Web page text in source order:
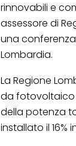
rinnovabili e
assessore di
una
Lombardia.
La Regione
da fotovoltaico
della potenza
installato il 16%